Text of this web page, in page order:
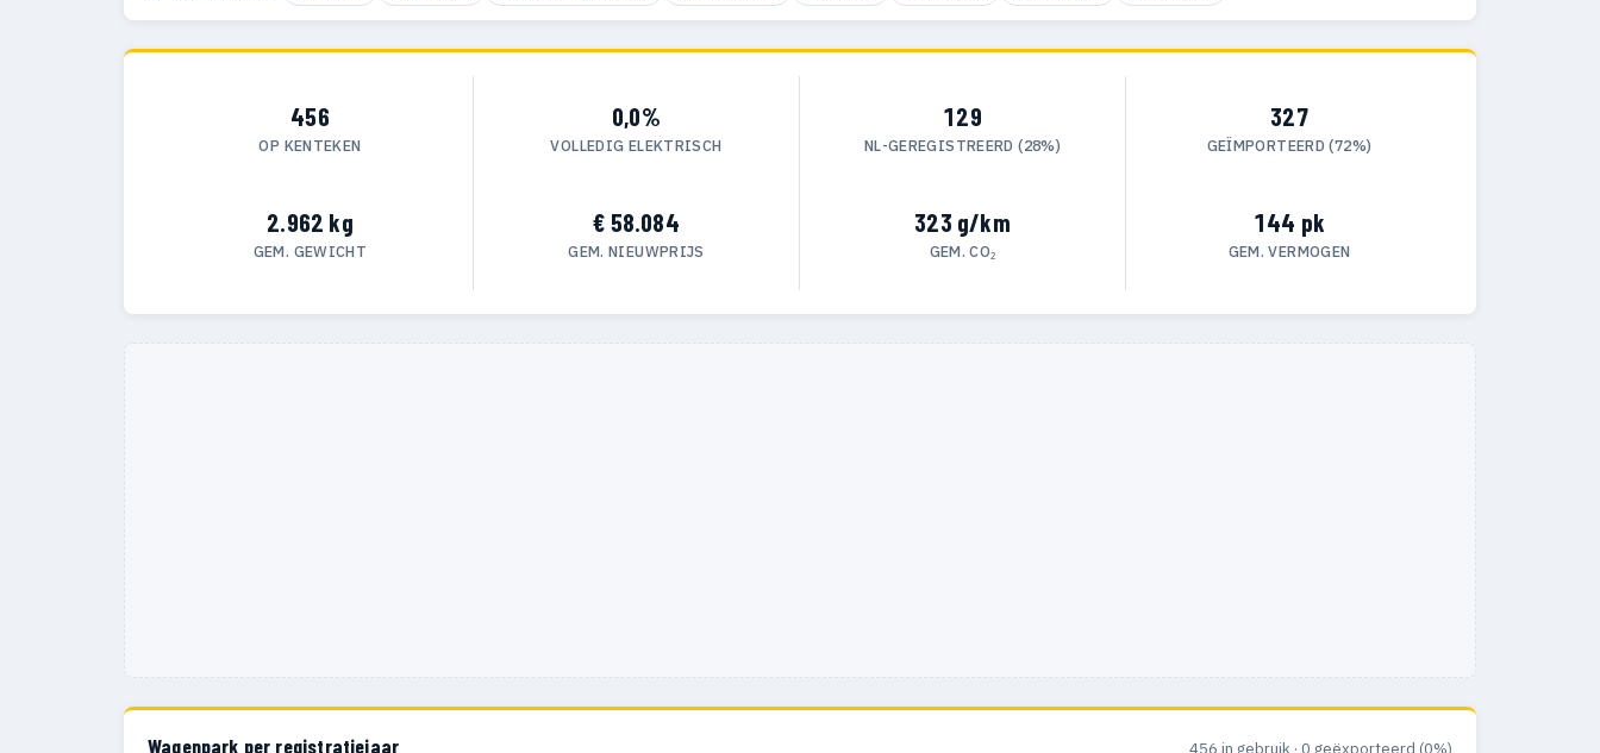
456
OP KENTEKEN
0,0%
VOLLEDIG ELEKTRISCH
129
NL-GEREGISTREERD (28%)
327
GEÏMPORTEERD (72%)
2.962 kg
GEM. GEWICHT
€ 58.084
GEM. NIEUWPRIJS
323 g/km
GEM. CO₂
144 pk
GEM. VERMOGEN
Wagenpark per registratiejaar 456 in gebruik · 0 geëxporteerd (0%)